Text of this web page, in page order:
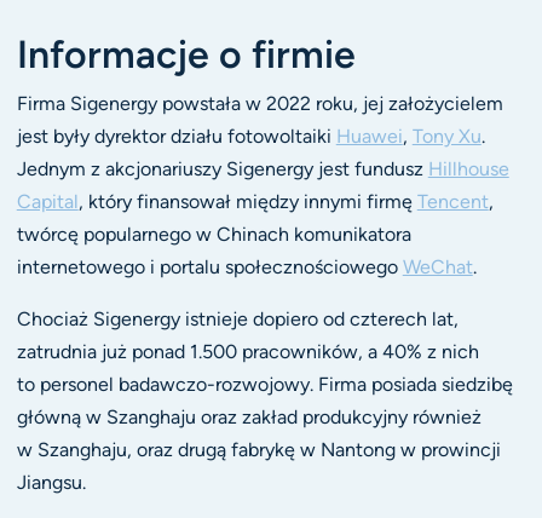
Informacje o firmie
Firma Sigenergy powstała w 2022 roku, jej założycielem
jest były dyrektor działu fotowoltaiki Huawei, Tony Xu.
Jednym z akcjonariuszy Sigenergy jest fundusz Hillhouse
Capital, który finansował między innymi firmę Tencent,
twórcę popularnego w Chinach komunikatora
internetowego i portalu społecznościowego WeChat.
Chociaż Sigenergy istnieje dopiero od czterech lat,
zatrudnia już ponad 1.500 pracowników, a 40% z nich
to personel badawczo-rozwojowy. Firma posiada siedzibę
główną w Szanghaju oraz zakład produkcyjny również
w Szanghaju, oraz drugą fabrykę w Nantong w prowincji
Jiangsu.